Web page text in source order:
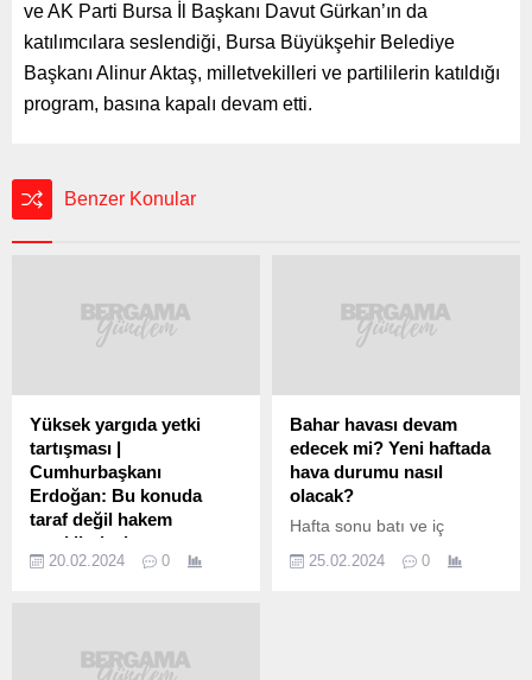
ve AK Parti Bursa İl Başkanı Davut Gürkan’ın da
katılımcılara seslendiği, Bursa Büyükşehir Belediye
Başkanı Alinur Aktaş, milletvekilleri ve partililerin katıldığı
program, basına kapalı devam etti.
Benzer Konular
Yüksek yargıda yetki
tartışması |
Cumhurbaşkanı
Erdoğan: Bu konuda
taraf değil hakem
mevkiindeyiz
Cumhurbaşkanı Recep
verdi. Bu konuda taraf
20.02.2024 0
Bahar havası devam
edecek mi? Yeni haftada
hava durumu nasıl
olacak?
Hafta sonu batı ve iç
havasında geçiyor. Yeni
25.02.2024 0